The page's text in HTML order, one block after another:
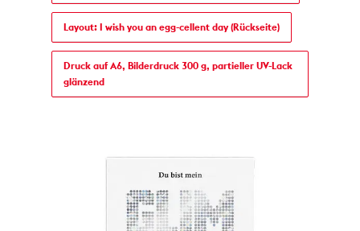
Layout: I wish you an egg-cellent day (Rückseite)
Druck auf A6, Bilderdruck 300 g, partieller UV-Lack
glänzend